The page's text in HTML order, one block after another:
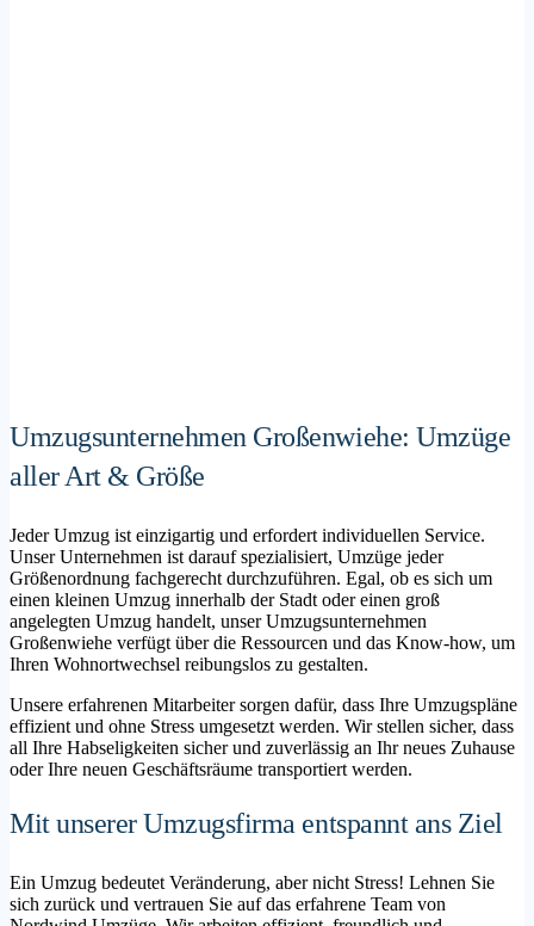
Umzugsunternehmen Großenwiehe: Umzüge
aller Art & Größe
Jeder Umzug ist einzigartig und erfordert individuellen Service.
Unser Unternehmen ist darauf spezialisiert, Umzüge jeder
Größenordnung fachgerecht durchzuführen. Egal, ob es sich um
einen kleinen Umzug innerhalb der Stadt oder einen groß
angelegten Umzug handelt, unser Umzugsunternehmen
Großenwiehe verfügt über die Ressourcen und das Know-how, um
Ihren Wohnortwechsel reibungslos zu gestalten.
Unsere erfahrenen Mitarbeiter sorgen dafür, dass Ihre Umzugspläne
effizient und ohne Stress umgesetzt werden. Wir stellen sicher, dass
all Ihre Habseligkeiten sicher und zuverlässig an Ihr neues Zuhause
oder Ihre neuen Geschäftsräume transportiert werden.
Mit unserer Umzugsfirma entspannt ans Ziel
Ein Umzug bedeutet Veränderung, aber nicht Stress! Lehnen Sie
sich zurück und vertrauen Sie auf das erfahrene Team von